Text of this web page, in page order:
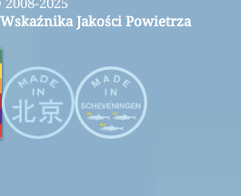
Jakości Powietrza